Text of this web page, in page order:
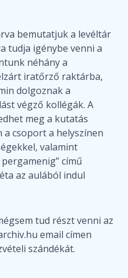
bemutatjuk a levéltár
tudja igénybe venni a
néhány a
iratőrző raktárba,
dolgoznak a
végző kollégák. A
meg a kutatás
a csoport a helyszínen
valamint
című
az aulából indul
tud részt venni az
email címen
szándékát.